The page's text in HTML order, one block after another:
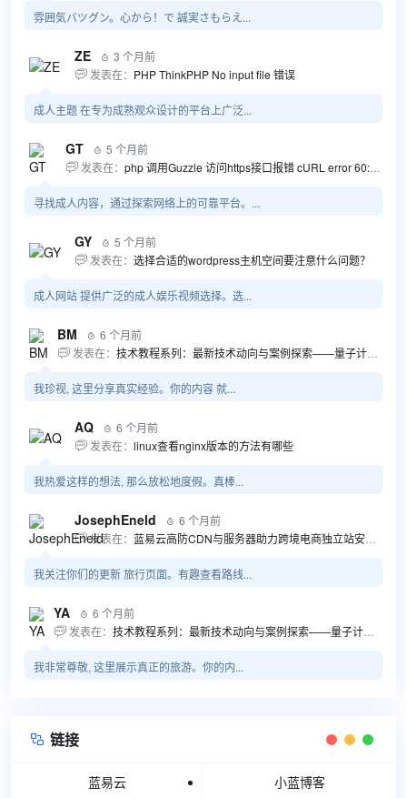
雰囲気バツグン。心から！で 誠実さもらえ...
ZE  3 个月前
 发表在： PHP ThinkPHP No input file 错误
成人主题 在专为成熟观众设计的平台上广泛...
GT  5 个月前
 发表在： php 调用Guzzle 访问https接口报错 cURL error 60: SSL certificate problem...
寻找成人内容，通过探索网络上的可靠平台。...
GY  5 个月前
 发表在： 选择合适的wordpress主机空间要注意什么问题？
成人网站 提供广泛的成人娱乐视频选择。选...
BM  6 个月前
 发表在： 技术教程系列：最新技术动向与案例探索——量子计算商业应用揭秘 该教程将深入探索最新技术动态，重点关注量子计算技术在商业领域的应用，结合具体案例阐述其背景、起因、经过和结果。同时，强调技术文档和运维文档的重要性，揭示它们在新技术发展和行业标准...
我珍视, 这里分享真实经验。你的内容 就...
AQ  6 个月前
 发表在： linux查看nginx版本的方法有哪些
我热爱这样的想法, 那么放松地度假。真棒...
JosephEneld  6 个月前
 发表在： 蓝易云高防CDN与服务器助力跨境电商独立站安全高效发展
我关注你们的更新 旅行页面。有趣查看路线...
YA  6 个月前
 发表在： 技术教程系列：最新技术动向与案例探索——量子计算商业应用揭秘 该教程将深入探索最新技术动态，重点关注量子计算技术在商业领域的应用，结合具体案例阐述其背景、起因、经过和结果。同时，强调技术文档和运维文档的重要性，揭示它们在新技术发展和行业标准...
我非常尊敬, 这里展示真正的旅游。你的内...
 链接
蓝易云 小蓝博客